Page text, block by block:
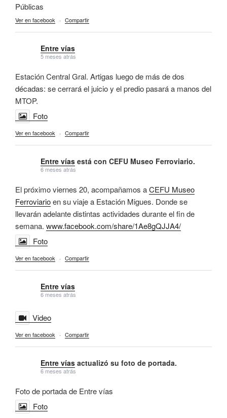
Públicas
Ver en facebook · Compartir
Entre vías
5 meses atrás
Estación Central Gral. Artigas luego de más de dos
décadas: se cerrará el juicio y el predio pasará a manos del
MTOP.
Foto
Ver en facebook · Compartir
Entre vías está con CEFU Museo Ferroviario.
6 meses atrás
El próximo viernes 20, acompañamos aCEFU Museo
Ferroviarioen su viaje a Estación Migues. Donde se
llevarán adelante distintas actividades durante el fin de
semana. www.facebook.com/share/1Ae8gQJJA4/
Foto
Ver en facebook · Compartir
Entre vías
6 meses atrás
Video
Ver en facebook · Compartir
Entre vías actualizó su foto de portada.
6 meses atrás
Foto de portada de Entre vías
Foto